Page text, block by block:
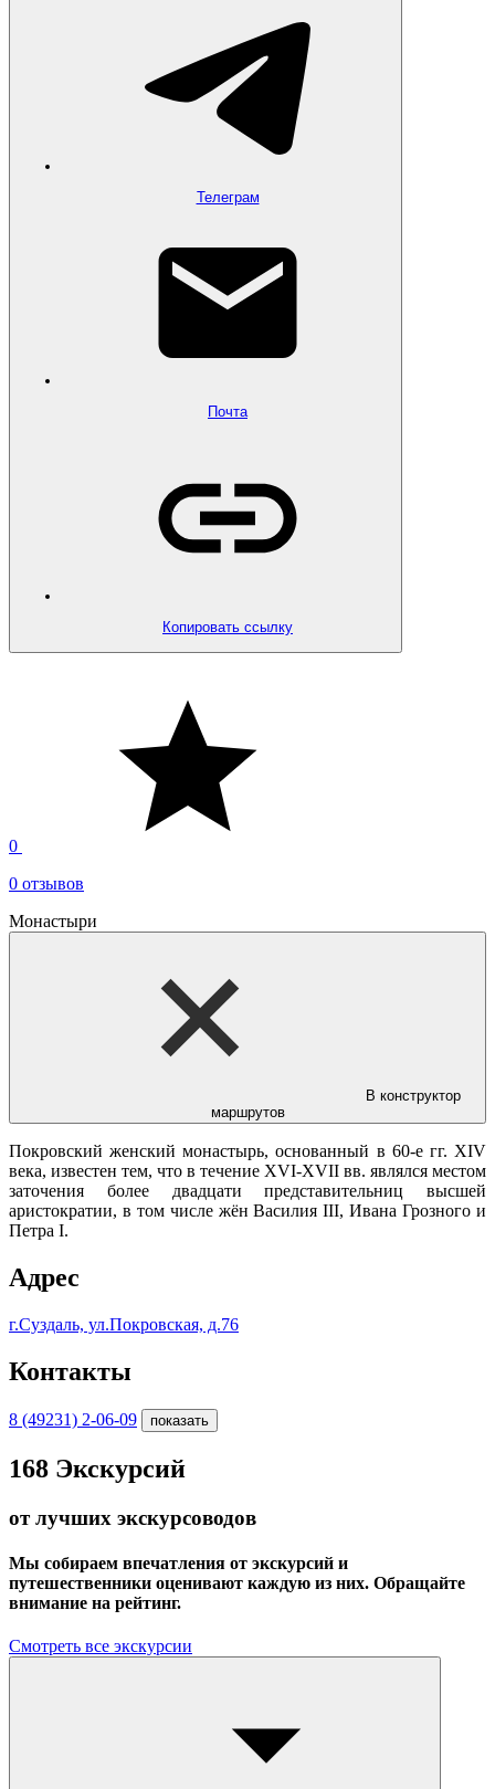
Телеграм
Почта
Копировать ссылку
0
0 отзывов
Монастыри
В конструктор
маршрутов
Покровский женский монастырь, основанный в 60-е гг. XIV
века, известен тем, что в течение XVI-XVII вв. являлся местом
заточения более двадцати представительниц высшей
аристократии, в том числе жён Василия III, Ивана Грозного и
Петра I.
Адрес
г.Суздаль, ул.Покровская, д.76
Контакты
8 (49231) 2-06-09 показать
168 Экскурсий
от лучших экскурсоводов
Мы собираем впечатления от экскурсий и
путешественники оценивают каждую из них. Обращайте
внимание на рейтинг.
Смотреть все экскурсии